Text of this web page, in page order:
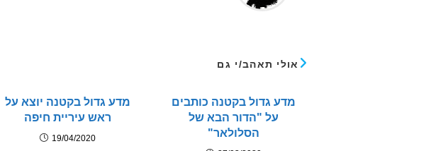
אולי תאהב/י גם
מדע גדול בקטנה יוצא על
ראש עיריית חיפה
19/04/2020
מדע גדול בקטנה כותבים
על "הדור הבא של
הסלולאר"